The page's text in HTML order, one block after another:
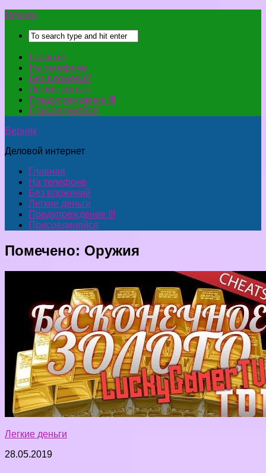
Верняк
Главная
На телефоне
Без вложений
Легкие деньги
Предупреждение !!!
Присоединяйся
Верняк
Деловой интернет
Главная
На телефоне
Без вложений
Легкие деньги
Предупреждение !!!
Присоединяйся
Помечено: Оружия
Легкие деньги
28.05.2019